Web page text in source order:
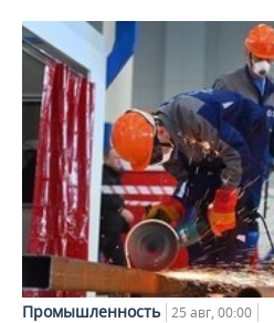
Промышленность 25 авг, 00:00